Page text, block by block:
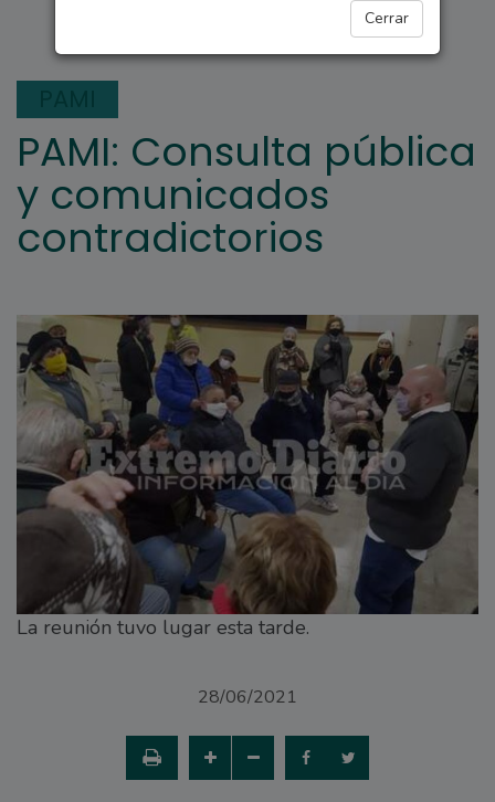
Cerrar
PAMI: Consulta pública
y comunicados
contradictorios
La reunión tuvo lugar esta tarde.
28/06/2021